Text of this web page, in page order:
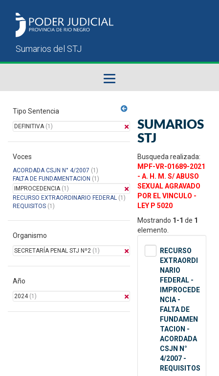
Sumarios del STJ
Manual del Usuario
Tipo Sentencia
DEFINITIVA(1)
Voces
ACORDADA CSJN N° 4/2007 (1)
FALTA DE FUNDAMENTACION (1)
IMPROCEDENCIA(1)
RECURSO EXTRAORDINARIO FEDERAL (1)
REQUISITOS (1)
Organismo
SECRETARÍA PENAL STJ Nº2 (1)
Año
2024(1)
SUMARIOS
STJ
Busqueda realizada:
MPF-VR-01689-2021
- A. H. M. S/ ABUSO
SEXUAL AGRAVADO
POR EL VINCULO -
LEY P 5020
Mostrando 1-1 de 1
elemento.
RECURSO
EXTRAORDI
NARIO
FEDERAL -
IMPROCEDE
NCIA -
FALTA DE
FUNDAMEN
TACION -
ACORDADA
CSJN N°
4/2007 -
REQUISITOS